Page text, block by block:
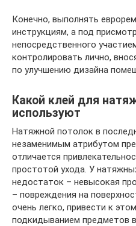
Конечно, выполнять
инструкциям, а под
непосредственного
контролировать лично,
по улучшению дизайна
Какой клей для
используют
Натяжной потолок в
незаменимым атрибутом
отличается
простотой ухода. У
недостаток – невысокая
– повреждения на
очень легко, привести к
подкидыванием предметов